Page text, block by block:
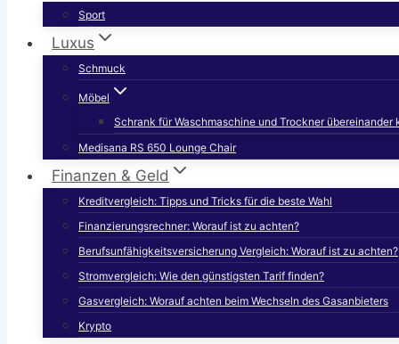
Sport
Luxus
Schmuck
Möbel
Schrank für Waschmaschine und Trockner übereinander
Medisana RS 650 Lounge Chair
Finanzen & Geld
Kreditvergleich: Tipps und Tricks für die beste Wahl
Finanzierungsrechner: Worauf ist zu achten?
Berufsunfähigkeitsversicherung Vergleich: Worauf ist zu achten?
Stromvergleich: Wie den günstigsten Tarif finden?
Gasvergleich: Worauf achten beim Wechseln des Gasanbieters
Krypto